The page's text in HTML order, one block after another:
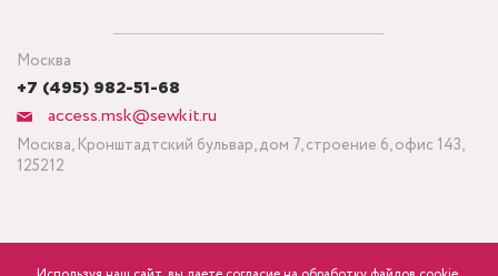
Москва
+7 (495) 982-51-68
access.msk@sewkit.ru
Москва, Кронштадтский бульвар, дом 7, строение 6, офис 143,
125212